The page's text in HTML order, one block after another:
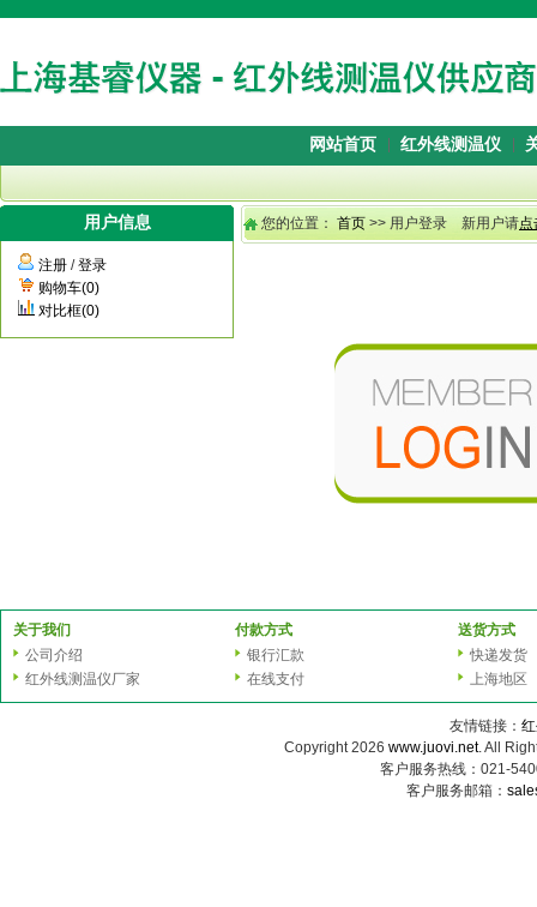
网站首页 红外线测温仪
用户信息
注册 /登录
购物车(0)
对比框(0)
您的位置： 首页 >> 用户登录 新用户请点
关于我们
公司介绍
红外线测温仪厂家
付款方式
银行汇款
在线支付
送货方式
快递发货
上海地区
友情链接：
Copyright 2026 www.juovi.net. All
客户服务热线：021-
客户服务邮箱：